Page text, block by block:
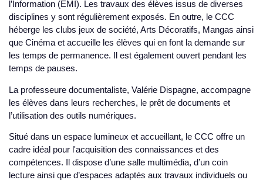
l’Information (EMI). Les travaux des élèves issus de diverses
disciplines y sont régulièrement exposés. En outre, le CCC
héberge les clubs jeux de société, Arts Décoratifs, Mangas ainsi
que Cinéma et accueille les élèves qui en font la demande sur
les temps de permanence. Il est également ouvert pendant les
temps de pauses.
La professeure documentaliste, Valérie Dispagne, accompagne
les élèves dans leurs recherches, le prêt de documents et
l’utilisation des outils numériques.
Situé dans un espace lumineux et accueillant, le CCC offre un
cadre idéal pour l'acquisition des connaissances et des
compétences. Il dispose d’une salle multimédia, d’un coin
lecture ainsi que d’espaces adaptés aux travaux individuels ou